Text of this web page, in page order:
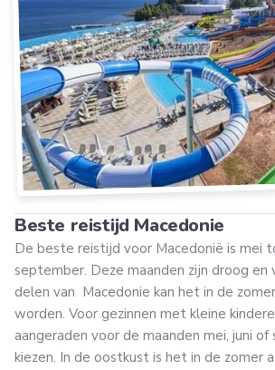
Beste reistijd Macedonie
De beste reistijd voor Macedonië is mei
september. Deze maanden zijn droog en
delen van Macedonie kan het in de
worden. Voor gezinnen met kleine
aangeraden voor de maanden mei, juni
kiezen. In de oostkust is het in de zomer